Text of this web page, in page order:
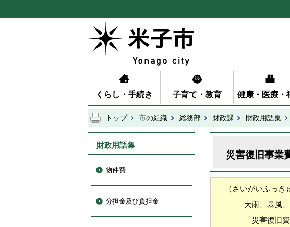
くらし・手続き 子育て・教育 健康・医療・
トップ 市の組織 総務部 財政課 財政用語集
財政用語集
物件費
分担金及び負担金
災害復旧事業
（さいがいふっき
大雨、暴風
「災害復旧